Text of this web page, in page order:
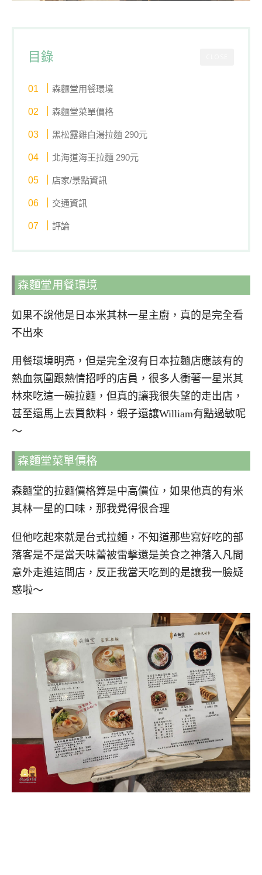
目錄
森麵堂用餐環境
森麵堂菜單價格
黑松露雞白湯拉麵 290元
北海道海王拉麵 290元
店家/景點資訊
交通資訊
評論
森麵堂用餐環境
如果不說他是日本米其林一星主廚，真的是完全看
不出來
用餐環境明亮，但是完全沒有日本拉麵店應該有的
熱血氛圍跟熱情招呼的店員，很多人衝著一星米其
林來吃這一碗拉麵，但真的讓我很失望的走出店，
甚至還馬上去買飲料，蝦子還讓William有點過敏呢
～
森麵堂菜單價格
森麵堂的拉麵價格算是中高價位，如果他真的有米
其林一星的口味，那我覺得很合理
但他吃起來就是台式拉麵，不知道那些寫好吃的部
落客是不是當天味蕾被雷擊還是美食之神落入凡間
意外走進這間店，反正我當天吃到的是讓我一臉疑
惑啦～